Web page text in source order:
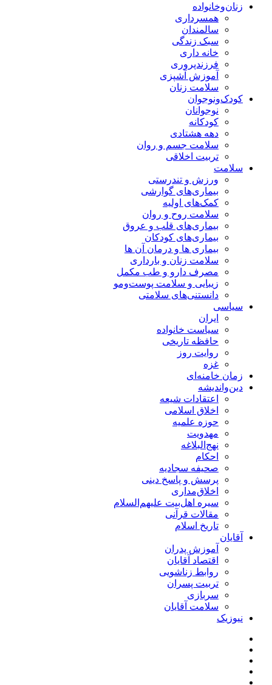
زنان‌وخانواده
همسرداری
سالمندان
سبک زندگی
خانه داری
فرزندپروری
آموزش آشپزی
سلامت زنان
کودک‌ونوجوان
نوجوانان
کودکانه
دهه هشتادی
سلامت جسم و روان
تربیت اخلاقی
سلامت
ورزش و تندرستی
بیماری‌های گوارشی
کمک‌های اولیه
سلامت روح و روان
بیماری‌های قلب و عروق
بیماری‌های کودکان
بیماری ها و درمان آن ها
سلامت زنان و بارداری
مصرف دارو و طب مکمل
زیبایی و سلامت پوست‌ومو
دانستنی‌های سلامتی
سیاسی
ایران
سیاست خانواده
حافظه تاریخی
روایت روز
غزه
زمان خامنه‌ای
دین‌واندیشه
اعتقادات شیعه
اخلاق اسلامی
حوزه علمیه
مهدویت
نهج‌البلاغه
احکام
صحیفه سجادیه
پرسش و پاسخ دینی
اخلاق‌مداری
سیره اهل‌بیت علیهم‌السلام
مقالات قرآنی
تاریخ اسلام
آقایان
آموزش پدران
اقتصاد آقایان
روابط زناشویی
تربیت پسران
سربازی
سلامت آقایان
نیوزیک